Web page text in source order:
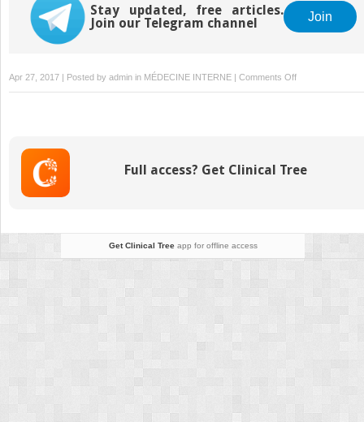
Stay updated, free articles.
Join our Telegram channel
Join
Apr 27, 2017 | Posted by admin in MÉDECINE INTERNE | Comments Offon
5:
Full access? Get Clinical Tree
Get Clinical Treeapp for offline access